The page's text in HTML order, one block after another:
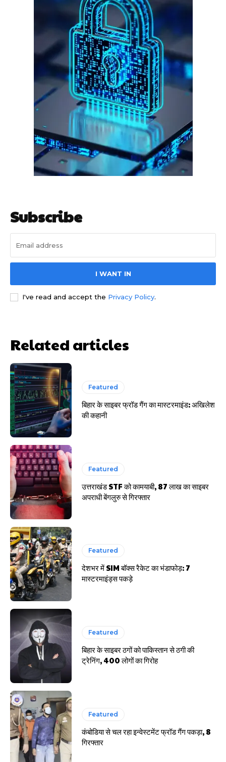
इन लोगों ने लालच में आकर बैंक खाते खोलकर साइबर ठगों को उपलब्ध कराए
हर खाते के बदले मिलते थे 20 से 25 हजार
HIGHLIGHT
Subscribe
I WANT IN
I've read and accept the Privacy Policy.
Related articles
Featured
बिहार के साइबर फ्रॉड गैंग का मास्टरमाइंड: अखिलेश
की कहानी
Featured
उत्तराखंड STF को कामयाबी, 87 लाख का साइबर
अपराधी बेंगलुरु से गिरफ्तार
Featured
देशभर में SIM बॉक्स रैकेट का भंडाफोड़: 7
मास्टरमाइंड्स पकड़े
Featured
बिहार के साइबर ठगों को पाकिस्तान से ठगी की
ट्रेनिंग, 400 लोगों का गिरोह
Featured
कंबोडिया से चल रहा इन्वेस्टमेंट फ्रॉड गैंग पकड़ा, 8
गिरफ्तार